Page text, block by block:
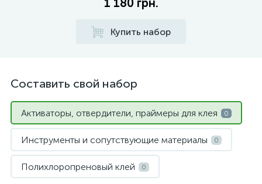
1 180 грн.
Купить набор
Составить свой набор
Активаторы, отвердители, праймеры для клея 0
Инструменты и сопутствующие материалы 0
Полихлоропреновый клей 0